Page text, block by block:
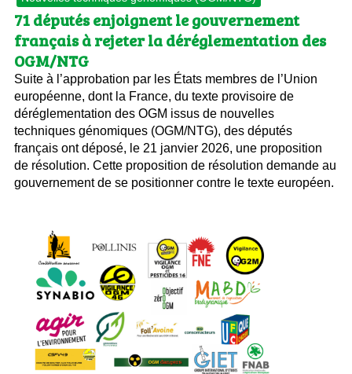
71 députés enjoignent le gouvernement
français à rejeter la déréglementation des
OGM/NTG
Suite à l’approbation par les États membres de l’Union
européenne, dont la France, du texte provisoire de
déréglementation des OGM issus de nouvelles
techniques génomiques (OGM/NTG), des députés
français ont déposé, le 21 janvier 2026, une proposition
de résolution. Cette proposition de résolution demande au
gouvernement de se positionner contre le texte européen.